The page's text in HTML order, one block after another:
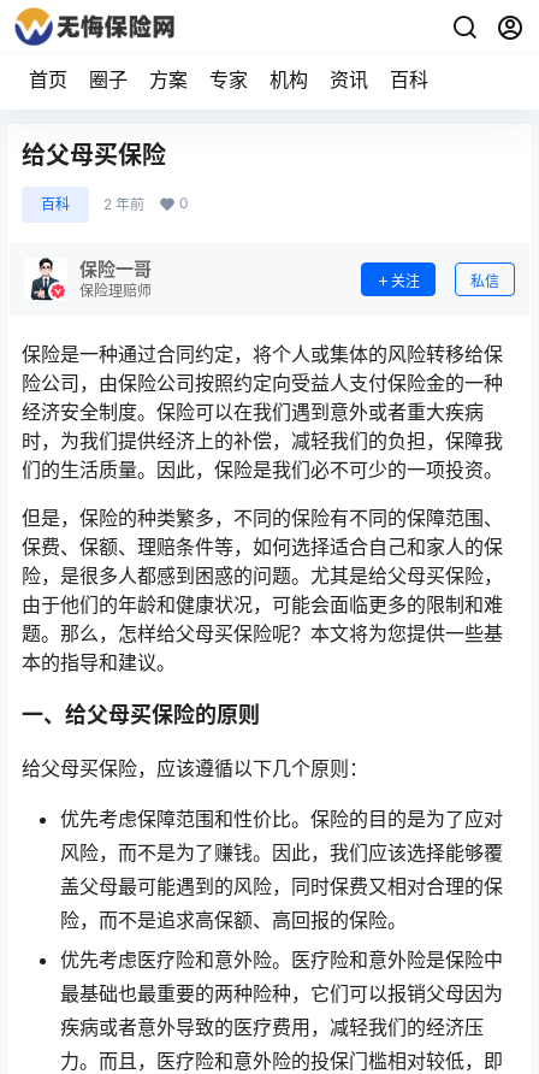
首页 圈子 方案 专家 机构 资讯 百科
给父母买保险
百科 2 年前 0
保险一哥
保险理赔师
关注 私信
保险是一种通过合同约定，将个人或集体的风险转移给保
险公司，由保险公司按照约定向受益人支付保险金的一种
经济安全制度。保险可以在我们遇到意外或者重大疾病
时，为我们提供经济上的补偿，减轻我们的负担，保障我
们的生活质量。因此，保险是我们必不可少的一项投资。
但是，保险的种类繁多，不同的保险有不同的保障范围、
保费、保额、理赔条件等，如何选择适合自己和家人的保
险，是很多人都感到困惑的问题。尤其是给父母买保险，
由于他们的年龄和健康状况，可能会面临更多的限制和难
题。那么，怎样给父母买保险呢？本文将为您提供一些基
本的指导和建议。
一、给父母买保险的原则
给父母买保险，应该遵循以下几个原则：
优先考虑保障范围和性价比。保险的目的是为了应对
风险，而不是为了赚钱。因此，我们应该选择能够覆
盖父母最可能遇到的风险，同时保费又相对合理的保
险，而不是追求高保额、高回报的保险。
优先考虑医疗险和意外险。医疗险和意外险是保险中
最基础也最重要的两种险种，它们可以报销父母因为
疾病或者意外导致的医疗费用，减轻我们的经济压
力。而且，医疗险和意外险的投保门槛相对较低，即